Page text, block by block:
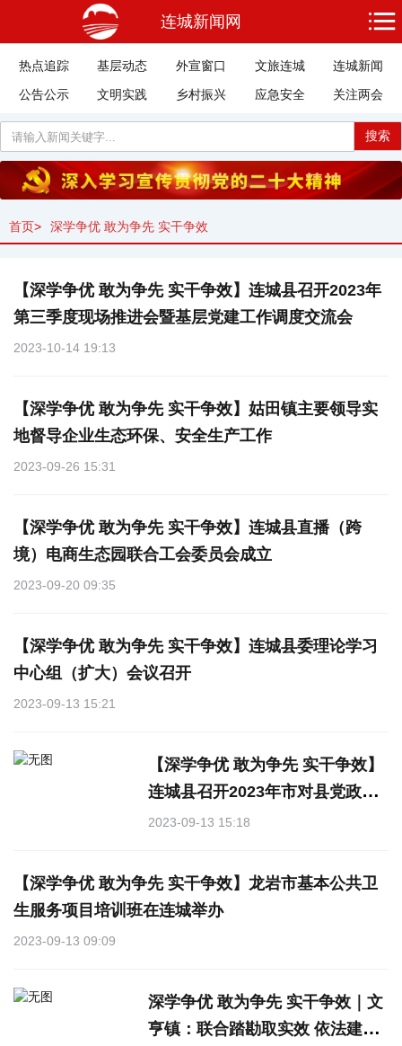
连城新闻网
热点追踪 基层动态 外宣窗口 文旅连城
连城新闻
公告公示
文明实践 乡村振兴 应急安全 关注两会
搜索
首页> 深学争优 敢为争先 实干争效
【深学争优 敢为争先 实干争效】连城县召开2023年
第三季度现场推进会暨基层党建工作调度交流会
2023-10-14 19:13
【深学争优 敢为争先 实干争效】姑田镇主要领导实
地督导企业生态环保、安全生产工作
2023-09-26 15:31
【深学争优 敢为争先 实干争效】连城县直播（跨
境）电商生态园联合工会委员会成立
2023-09-20 09:35
【深学争优 敢为争先 实干争效】连城县委理论学习
中心组（扩大）会议召开
2023-09-13 15:21
【深学争优 敢为争先 实干争效】
连城县召开2023年市对县党政领
导生态环境保护目标责任书考核
清单
2023-09-13 15:18
【深学争优 敢为争先 实干争效】龙岩市基本公共卫
生服务项目培训班在连城举办
2023-09-13 09:09
深学争优 敢为争先 实干争效｜文
亨镇：联合踏勘取实效 依法建房